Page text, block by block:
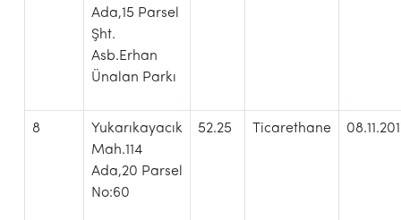
Ada,15 Parsel
Şht.
Asb.Erhan
Ünalan Parkı
8
Yukarıkayacık
Mah.114
Ada,20 Parsel
No:60
52.25 Ticarethane